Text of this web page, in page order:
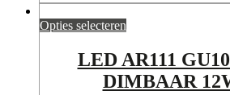
Opties selecteren
LED AR111
DIMBAAR